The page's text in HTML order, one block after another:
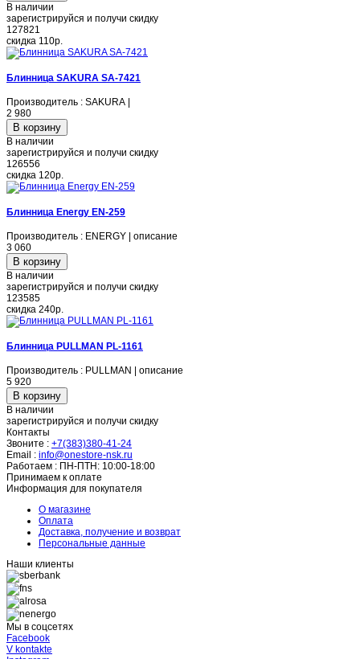
В наличии
зарегистрируйся и получи скидку
127821
скидка 110р.
Блинница SAKURA SA-7421
Производитель : SAKURA |
2 980
В наличии
зарегистрируйся и получи скидку
126556
скидка 120р.
Блинница Energy EN-259
Производитель : ENERGY | описание
3 060
В наличии
зарегистрируйся и получи скидку
123585
скидка 240р.
Блинница PULLMAN PL-1161
Производитель : PULLMAN | описание
5 920
В наличии
зарегистрируйся и получи скидку
Контакты
Звоните : +7(383)380-41-24
Email : info@onestore-nsk.ru
Работаем : ПН-ПТН: 10:00-18:00
Принимаем к оплате
Информация для покупателя
О магазине
Оплата
Доставка, получение и возврат
Персональные данные
Наши клиенты
Мы в соцсетях
Facebook
V kontakte